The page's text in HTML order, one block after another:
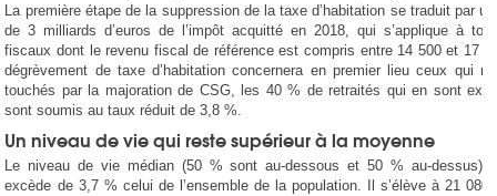
La première étape de la suppression de la taxe d’habitation se traduit par
de 3 milliards d’euros de l’impôt acquitté en 2018, qui s’applique à
fiscaux dont le revenu fiscal de référence est compris entre 14 500 et 17
dégrèvement de taxe d’habitation concernera en premier lieu ceux qui
touchés par la majoration de CSG, les 40 % de retraités qui en sont
sont soumis au taux réduit de 3,8 %.
Un niveau de vie qui reste supérieur à la moyenne
Le niveau de vie médian (50 % sont au-dessous et 50 % au-dessus)
excède de 3,7 % celui de l’ensemble de la population. Il s’élève à 21 080